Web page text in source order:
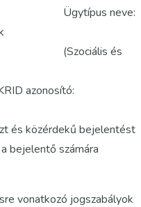
neve:
és
azonosító:
és közérdekű bejelentést
bejelentő számára
vonatkozó jogszabályok